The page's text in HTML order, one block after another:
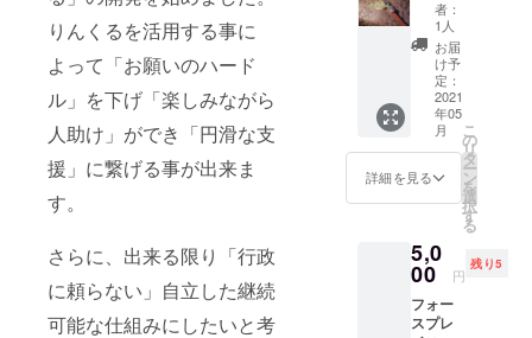
りんくるを活用する事に
よって「お願いのハード
ル」を下げ「楽しみながら
人助け」ができ「円滑な支
援」に繋げる事が出来ま
す。
さらに、出来る限り「行政
に頼らない」自立した継続
可能な仕組みにしたいと考
て頂き
ます。
詳しい
付与方
法につ
きまし
ては、
改めて
させて
頂きま
開発中
のもの
です。
実際の
学2年生
になっ
た翌日
から学
校に行
かない
選択を
して、
ラ
ティッ
ASOVIV
A!に通
う15
才。 好
きな音
所、特
別な効
果はあ
りませ
ん。 他
の称号
系リ
ターン
とは、
表記が
いもあ
りませ
３つを
同時に
ト、ポ
スト
カード
サイズ
12枚
セット
※2枚目
の画像
は12枚
中の4枚
※送付さ
きます
ので、
送り先
の情報
は必ず
いるハ
ンドメ
イド
パーツ
のセッ
トリ
ターン
です。
通常価
格約
8,000円
様々な
ハンド
メイド
パーツ
をセッ
者：
1人
お届
け予
定：
2021
年05
月
詳細を見る
こ
の
リ
タ
ー
ン
を
選
択
す
る
5,0
00 円
残り5
フォー
スプレ